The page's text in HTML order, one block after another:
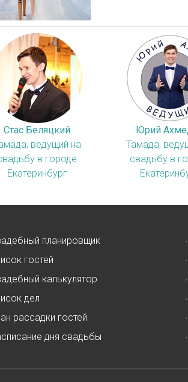
Стас Беляцкий
ведущий на
в городе
Екатеринбург
Юрий
Тамада,
свадьбу в
планировщик
гостей
калькулятор
дел
рассадки гостей
дня свадьбы